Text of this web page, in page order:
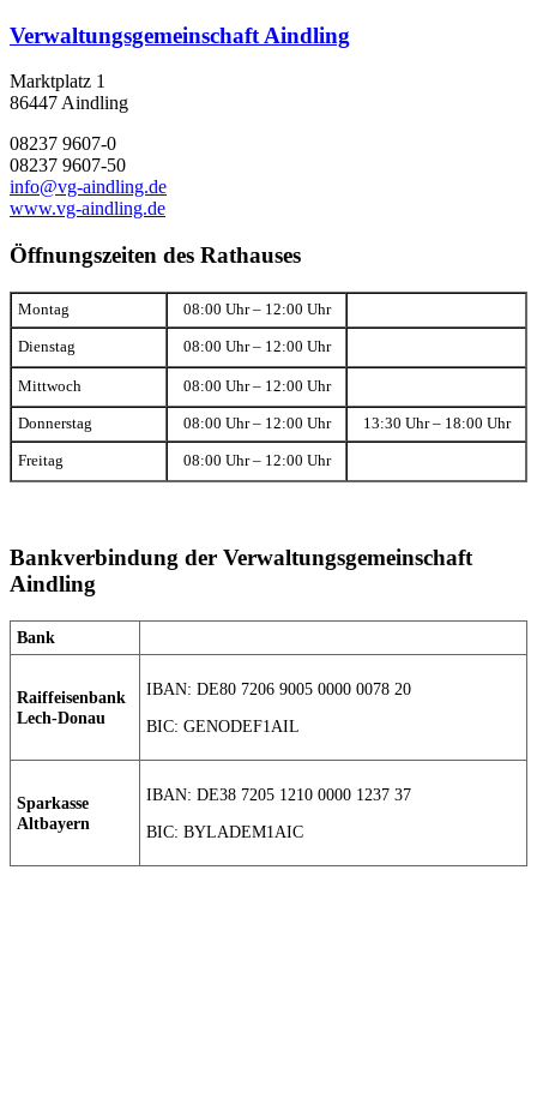
Verwaltungsgemeinschaft Aindling
Marktplatz 1
86447 Aindling
08237 9607-0
08237 9607-50
info@vg-aindling.de
www.vg-aindling.de
Öffnungszeiten des Rathauses
Montag 08:00 Uhr – 12:00 Uhr
Dienstag 08:00 Uhr – 12:00 Uhr
Mittwoch 08:00 Uhr – 12:00 Uhr
Donnerstag 08:00 Uhr – 12:00 Uhr 13:30 Uhr – 18:00 Uhr
Freitag 08:00 Uhr – 12:00 Uhr
Bankverbindung der Verwaltungsgemeinschaft
Aindling
Bank
Raiffeisenbank
Lech-Donau
IBAN: DE80 7206 9005 0000 0078 20
BIC: GENODEF1AIL
Sparkasse
Altbayern
IBAN: DE38 7205 1210 0000 1237 37
BIC: BYLADEM1AIC